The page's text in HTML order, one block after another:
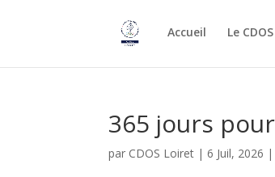
Accueil Le
365 jours
par CDOS Loiret |6 Juil, 2026 |